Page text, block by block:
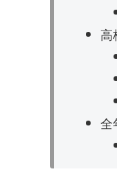
高
全